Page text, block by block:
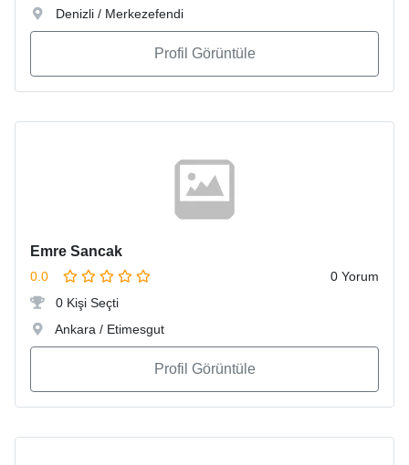
Denizli / Merkezefendi
Profil Görüntüle
Emre Sancak
0.0
0 Yorum
0 Kişi Seçti
Ankara / Etimesgut
Profil Görüntüle